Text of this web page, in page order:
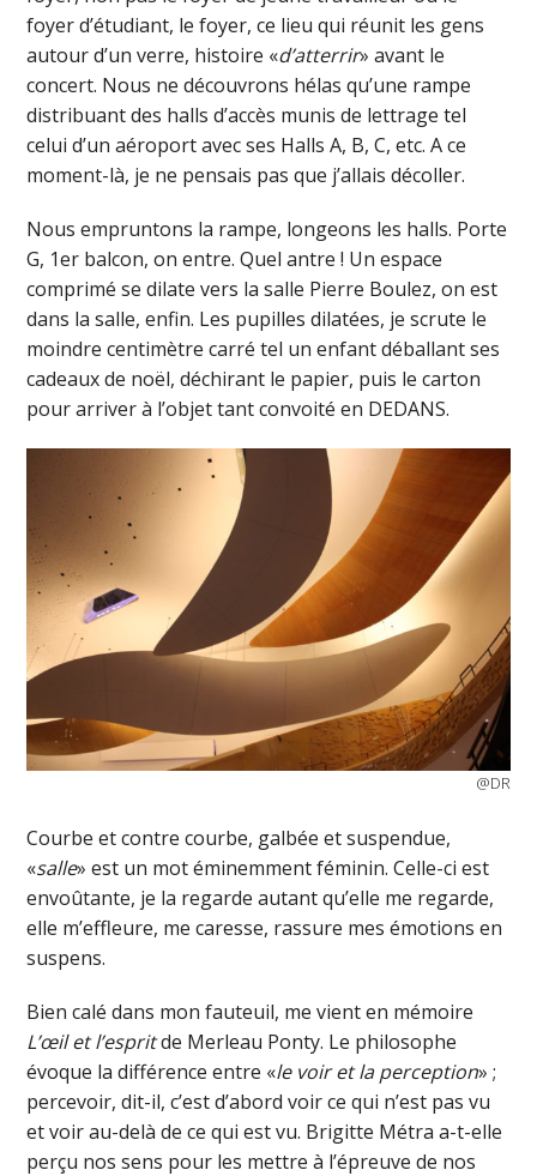
foyer d’étudiant, le foyer, ce lieu qui réunit les gens
autour d’un verre, histoire «d’atterrir» avant le
concert. Nous ne découvrons hélas qu’une rampe
distribuant des halls d’accès munis de lettrage tel
celui d’un aéroport avec ses Halls A, B, C, etc. A ce
moment-là, je ne pensais pas que j’allais décoller.
Nous empruntons la rampe, longeons les halls. Porte
G, 1er balcon, on entre. Quel antre ! Un espace
comprimé se dilate vers la salle Pierre Boulez, on est
dans la salle, enfin. Les pupilles dilatées, je scrute le
moindre centimètre carré tel un enfant déballant ses
cadeaux de noël, déchirant le papier, puis le carton
pour arriver à l’objet tant convoité en DEDANS.
@DR
Courbe et contre courbe, galbée et suspendue,
«salle» est un mot éminemment féminin. Celle-ci est
envoûtante, je la regarde autant qu’elle me regarde,
elle m’effleure, me caresse, rassure mes émotions en
suspens.
Bien calé dans mon fauteuil, me vient en mémoire
L’œil et l’espritde Merleau Ponty. Le philosophe
évoque la différence entre «le voir et la perception» ;
percevoir, dit-il, c’est d’abord voir ce qui n’est pas vu
et voir au-delà de ce qui est vu. Brigitte Métra a-t-elle
perçu nos sens pour les mettre à l’épreuve de nos